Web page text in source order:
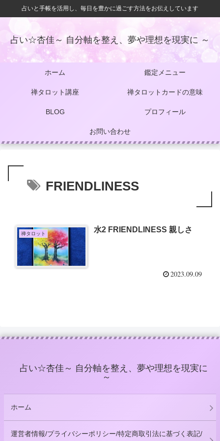
占いと手帳を活用し、毎日を豊かに過ごす方法をお伝えしています
占い☆杏佳～ 自分軸を整え、夢や理想を現実に ～
ホーム 鑑定メニュー
禅タロット講座 禅タロットカードの意味
BLOG プロフィール
お問い合わせ
FRIENDLINESS
禅タロット 水2 FRIENDLINESS 親しさ
2023.09.09
占い☆杏佳～ 自分軸を整え、夢や理想を現実に
～
ホーム
運営者情報/プライバシーポリシー/特定商取引法に基づく表記/